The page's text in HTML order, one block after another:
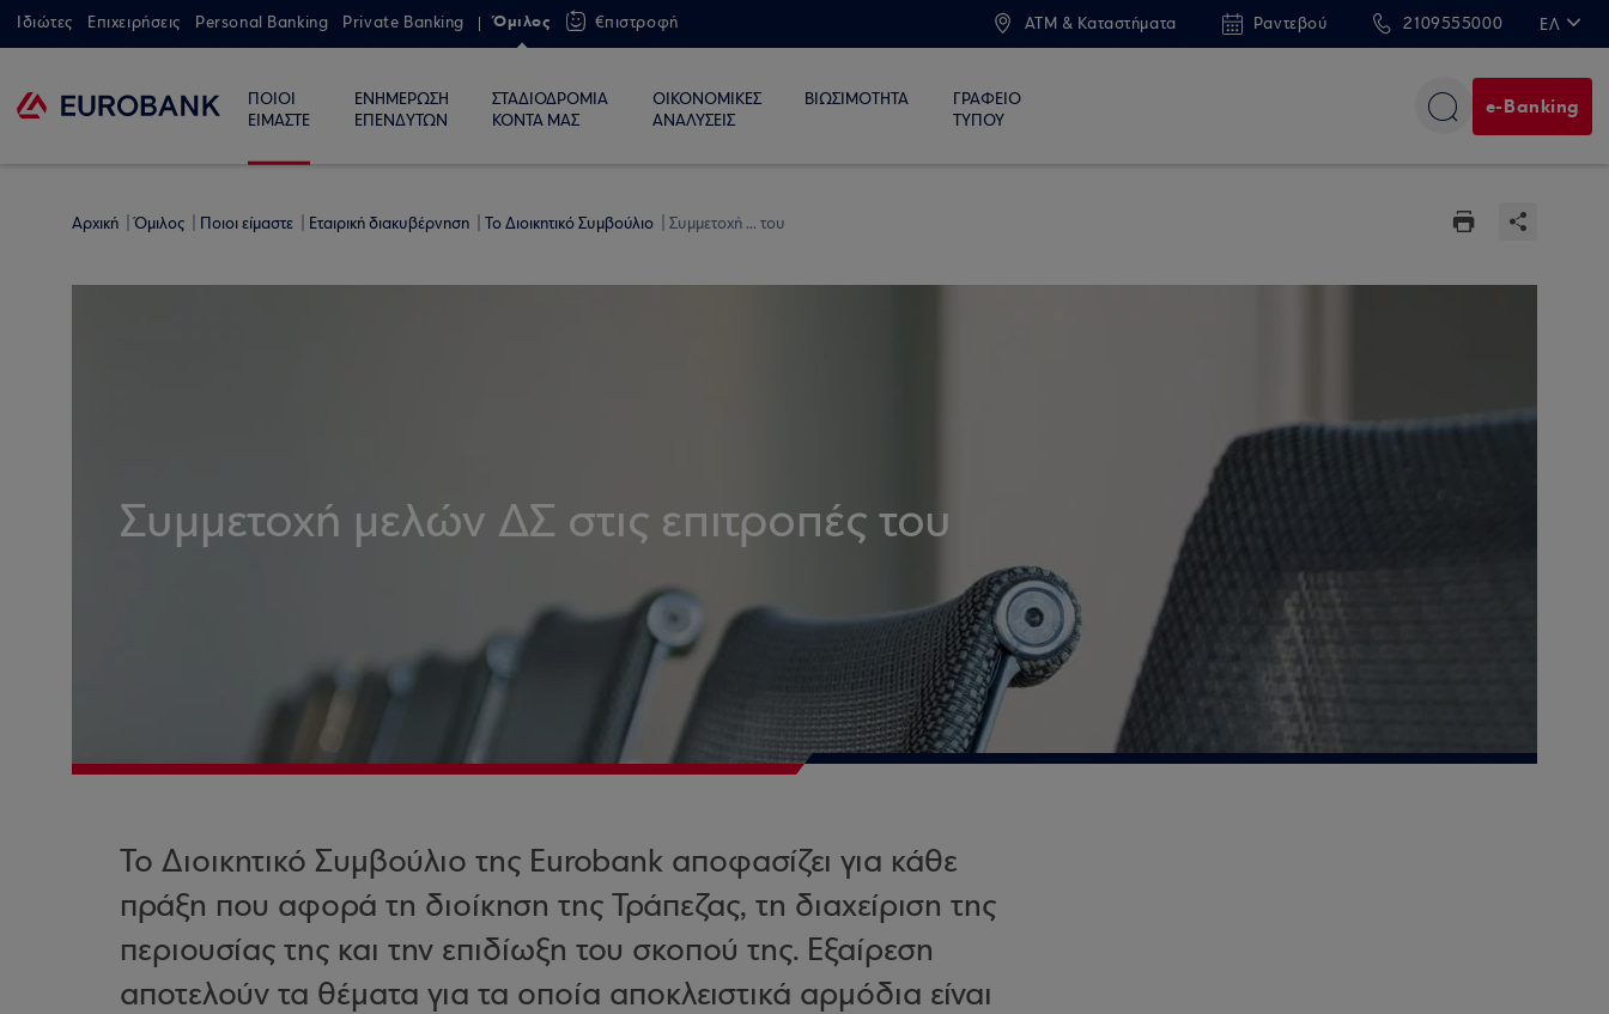
Ιδιώτες Επιχειρήσεις Personal Banking Private Banking Όμιλος €πιστροφή ATM & Καταστήματα Ραντεβού 2109555000 ΕΛ
ΠΟΙΟΙ
ΕΙΜΑΣΤΕ
ΕΝΗΜΕΡΩΣΗ
ΕΠΕΝΔΥΤΩΝ
ΣΤΑΔΙΟΔΡΟΜΙΑ
ΚΟΝΤΑ ΜΑΣ
ΟΙΚΟΝΟΜΙΚΕΣ
ΑΝΑΛΥΣΕΙΣ
ΒΙΩΣΙΜΟΤΗΤΑ
ΓΡΑΦΕΙΟ
ΤΥΠΟΥ
e-Banking
Αρχική Όμιλος Ποιοι είμαστε Εταιρική διακυβέρνηση Το Διοικητικό Συμβούλιο Συμμετοχή ... του
Συμμετοχή μελών ΔΣ στις επιτροπές του
Το Διοικητικό Συμβούλιο της Eurobank αποφασίζει για κάθε
πράξη που αφορά τη διοίκηση της Τράπεζας, τη διαχείριση της
περιουσίας της και την επιδίωξη του σκοπού της. Εξαίρεση
αποτελούν τα θέματα για τα οποία αποκλειστικά αρμόδια είναι